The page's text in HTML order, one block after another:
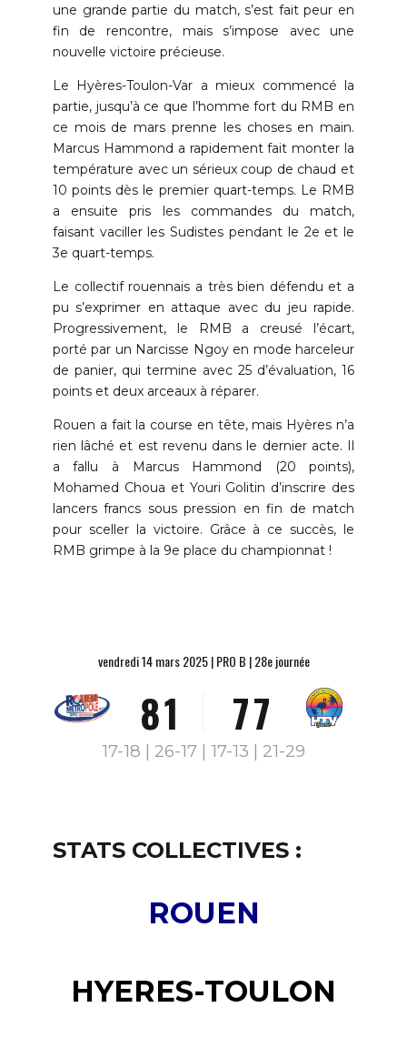
une grande partie du match, s’est fait peur en
fin de rencontre, mais s’impose avec une
nouvelle victoire précieuse.
Le Hyères-Toulon-Var a mieux commencé la
partie, jusqu’à ce que l’homme fort du RMB en
ce mois de mars prenne les choses en main.
Marcus Hammond a rapidement fait monter la
température avec un sérieux coup de chaud et
10 points dès le premier quart-temps. Le RMB
a ensuite pris les commandes du match,
faisant vaciller les Sudistes pendant le 2e et le
3e quart-temps.
Le collectif rouennais a très bien défendu et a
pu s’exprimer en attaque avec du jeu rapide.
Progressivement, le RMB a creusé l’écart,
porté par un Narcisse Ngoy en mode harceleur
de panier, qui termine avec 25 d’évaluation, 16
points et deux arceaux à réparer.
Rouen a fait la course en tête, mais Hyères n’a
rien lâché et est revenu dans le dernier acte. Il
a fallu à Marcus Hammond (20 points),
Mohamed Choua et Youri Golitin d’inscrire des
lancers francs sous pression en fin de match
pour sceller la victoire. Grâce à ce succès, le
RMB grimpe à la 9e place du championnat !
vendredi 14 mars 2025 | PRO B | 28e journée
0
1
2
3
4
7
8
9
0
1
2
4
5
6
7
8
9
0
1
2
3
6
7
8
0
0
1
2
3
6
7
8
0
17-18 | 26-17 | 17-13 | 21-29
STATS COLLECTIVES :
ROUEN
HYERES-TOULON